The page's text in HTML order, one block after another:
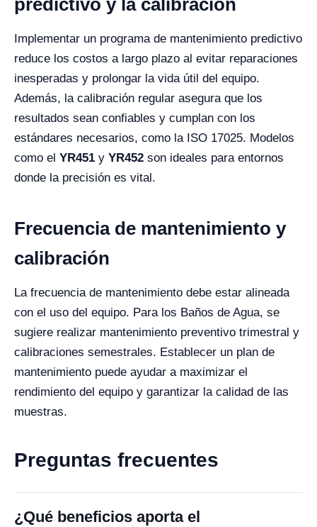
predictivo y la calibración
Implementar un programa de mantenimiento predictivo
reduce los costos a largo plazo al evitar reparaciones
inesperadas y prolongar la vida útil del equipo.
Además, la calibración regular asegura que los
resultados sean confiables y cumplan con los
estándares necesarios, como la ISO 17025. Modelos
como el YR451 y YR452 son ideales para entornos
donde la precisión es vital.
Frecuencia de mantenimiento y
calibración
La frecuencia de mantenimiento debe estar alineada
con el uso del equipo. Para los Baños de Agua, se
sugiere realizar mantenimiento preventivo trimestral y
calibraciones semestrales. Establecer un plan de
mantenimiento puede ayudar a maximizar el
rendimiento del equipo y garantizar la calidad de las
muestras.
Preguntas frecuentes
¿Qué beneficios aporta el